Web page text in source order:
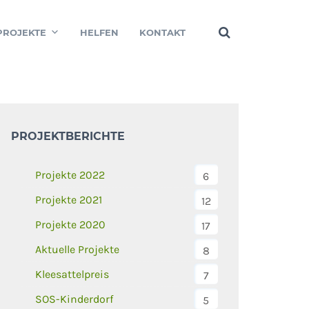
HELFEN KONTAKT
PROJEKTBERICHTE
Projekte 2022
6
Projekte 2021
12
Projekte 2020
17
Aktuelle Projekte
8
Kleesattelpreis
7
SOS-Kinderdorf
5